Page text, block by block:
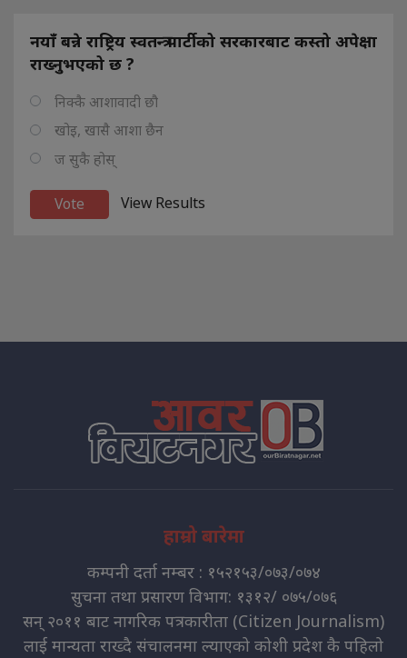
नयाँ बन्ने राष्ट्रिय स्वतन्त्र पार्टीको सरकारबाट कस्तो अपेक्षा
राख्नुभएको छ ?
निक्कै आशावादी छौ
खोइ, खासै आशा छैन
ज सुकै होस्
View Results
हाम्रो बारेमा
कम्पनी दर्ता नम्बर : १५२१५३/०७३/०७४
सुचना तथा प्रसारण विभाग: १३१२/ ०७५/०७६
सन् २०११ बाट नागरिक पत्रकारीता (Citizen Journalism)
लाई मान्यता राख्दै संचालनमा ल्याएको कोशी प्रदेश कै पहिलो